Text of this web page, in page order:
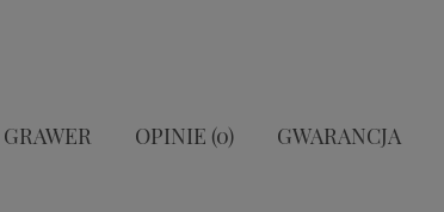
GRAWER OPINIE (0) GWARANCJA